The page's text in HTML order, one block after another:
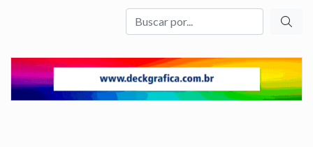
Buscar